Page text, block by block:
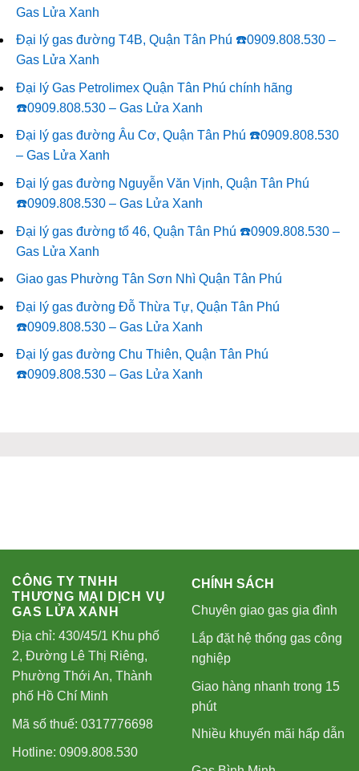
Gas Lửa Xanh
Đại lý gas đường T4B, Quận Tân Phú ☎️0909.808.530 –
Gas Lửa Xanh
Đại lý Gas Petrolimex Quận Tân Phú chính hãng
☎️0909.808.530 – Gas Lửa Xanh
Đại lý gas đường Âu Cơ, Quận Tân Phú ☎️0909.808.530
– Gas Lửa Xanh
Đại lý gas đường Nguyễn Văn Vịnh, Quận Tân Phú
☎️0909.808.530 – Gas Lửa Xanh
Đại lý gas đường tổ 46, Quận Tân Phú ☎️0909.808.530 –
Gas Lửa Xanh
Giao gas Phường Tân Sơn Nhì Quận Tân Phú
Đại lý gas đường Đỗ Thừa Tự, Quận Tân Phú
☎️0909.808.530 – Gas Lửa Xanh
Đại lý gas đường Chu Thiên, Quận Tân Phú
☎️0909.808.530 – Gas Lửa Xanh
CÔNG TY TNHH
THƯƠNG MẠI DỊCH VỤ
GAS LỬA XANH
Địa chỉ: 430/45/1 Khu phố
2, Đường Lê Thị Riêng,
Phường Thới An, Thành
phố Hồ Chí Minh
Mã số thuế: 0317776698
Hotline: 0909.808.530
CHÍNH SÁCH
Chuyên giao gas gia đình
Lắp đặt hệ thống gas công
nghiệp
Giao hàng nhanh trong 15
phút
Nhiều khuyến mãi hấp dẫn